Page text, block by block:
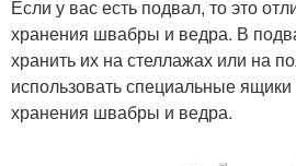
Если у вас есть подвал, то это
хранения швабры и ведра. В
хранить их на стеллажах или на
использовать специальные
хранения швабры и ведра.